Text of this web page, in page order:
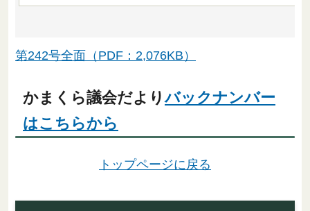
第242号全面（PDF：2,076KB）
かまくら議会だよりバックナンバー
はこちらから
トップページに戻る